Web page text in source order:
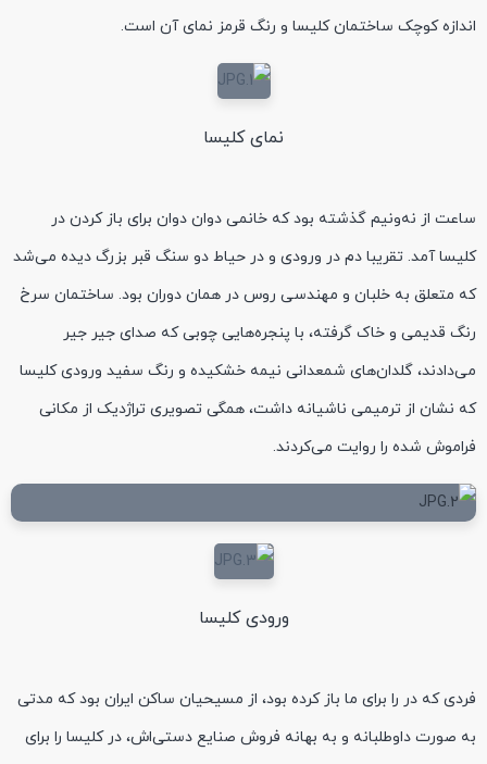
اندازه کوچک ساختمان کلیسا و رنگ قرمز نمای آن است.
نمای کلیسا
ساعت از نه‌ونیم گذشته بود که خانمی دوان دوان برای باز کردن در
کلیسا آمد. تقریبا دم در ورودی و در حیاط دو سنگ قبر بزرگ دیده می‌شد
که متعلق به خلبان و مهندسی روس در همان دوران بود. ساختمان سرخ
رنگ قدیمی و خاک گرفته، با پنجره‌هایی چوبی که صدای جیر جیر
می‌دادند، گلدان‌های شمعدانی نیمه خشکیده و رنگ سفید ورودی کلیسا
که نشان از ترمیمی ناشیانه داشت، همگی تصویری تراژدیک از مکانی
فراموش شده را روایت می‌کردند.
ورودی کلیسا
فردی که در را برای ما باز کرده بود، از مسیحیان ساکن ایران بود که مدتی
به صورت داوطلبانه و به بهانه فروش صنایع دستی‌اش، در کلیسا را برای